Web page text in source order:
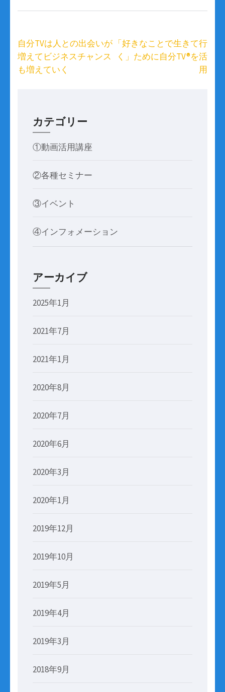
投
稿
ナ
自分TVは人との出会いが
増えてビジネスチャンス
も増えていく
「好きなことで生きて行
く」ために自分TV®を活
用
カテゴリー
①動画活用講座
②各種セミナー
③イベント
④インフォメーション
アーカイブ
2025年1月
2021年7月
2021年1月
2020年8月
2020年7月
2020年6月
2020年3月
2020年1月
2019年12月
2019年10月
2019年5月
2019年4月
2019年3月
2018年9月